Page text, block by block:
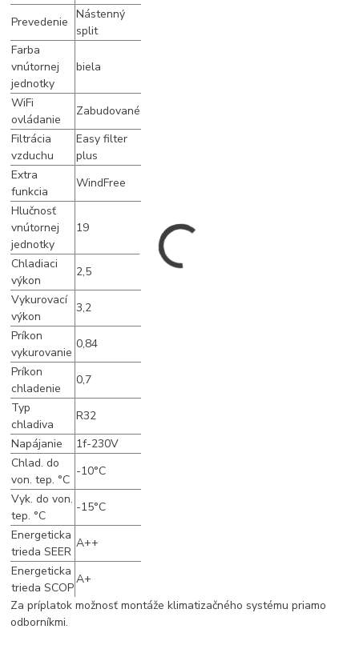
Prevedenie
Nástenný
split
Farba
vnútornej
jednotky
biela
WiFi
ovládanie
Zabudované
Filtrácia
vzduchu
Easy filter
plus
Extra
funkcia
WindFree
Hlučnosť
vnútornej
jednotky
19
Chladiaci
výkon
2,5
Vykurovací
výkon
3,2
Príkon
vykurovanie
0,84
Príkon
chladenie
0,7
Typ
chladiva
R32
Napájanie
1f-230V
Chlad. do
von. tep. °C
-10°C
Vyk. do von.
tep. °C
-15°C
Energeticka
trieda SEER
A++
Energeticka
trieda SCOP
A+
Za príplatok možnosť montáže klimatizačného systému priamo
odborníkmi.